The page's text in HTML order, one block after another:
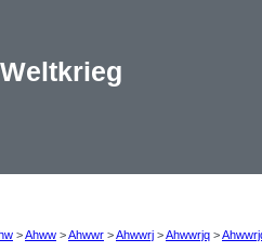
>Ahww >Ahwwr >Ahwwrj >Ahwwrjq >